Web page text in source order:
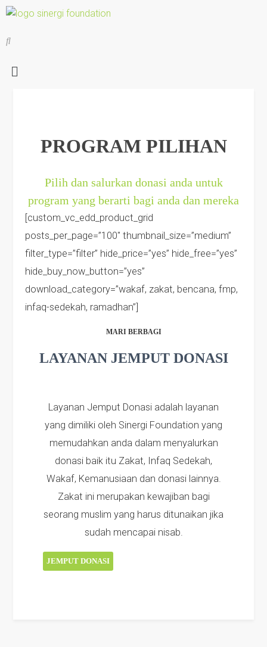
PROGRAM PILIHAN
Pilih dan salurkan donasi anda untuk
program yang berarti bagi anda dan mereka
[custom_vc_edd_product_grid
posts_per_page=”100″ thumbnail_size=”medium”
filter_type=”filter” hide_price=”yes” hide_free=”yes”
hide_buy_now_button=”yes”
download_category=”wakaf, zakat, bencana, fmp,
infaq-sedekah, ramadhan”]
MARI BERBAGI
LAYANAN JEMPUT DONASI
Layanan Jemput Donasi adalah layanan
yang dimiliki oleh Sinergi Foundation yang
memudahkan anda dalam menyalurkan
donasi baik itu Zakat, Infaq Sedekah,
Wakaf, Kemanusiaan dan donasi lainnya.
Zakat ini merupakan kewajiban bagi
seorang muslim yang harus ditunaikan jika
sudah mencapai nisab.
JEMPUT DONASI